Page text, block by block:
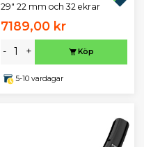
29" 22 mm och 32 ekrar
7189,00 kr
- + Köp
5-10 vardagar